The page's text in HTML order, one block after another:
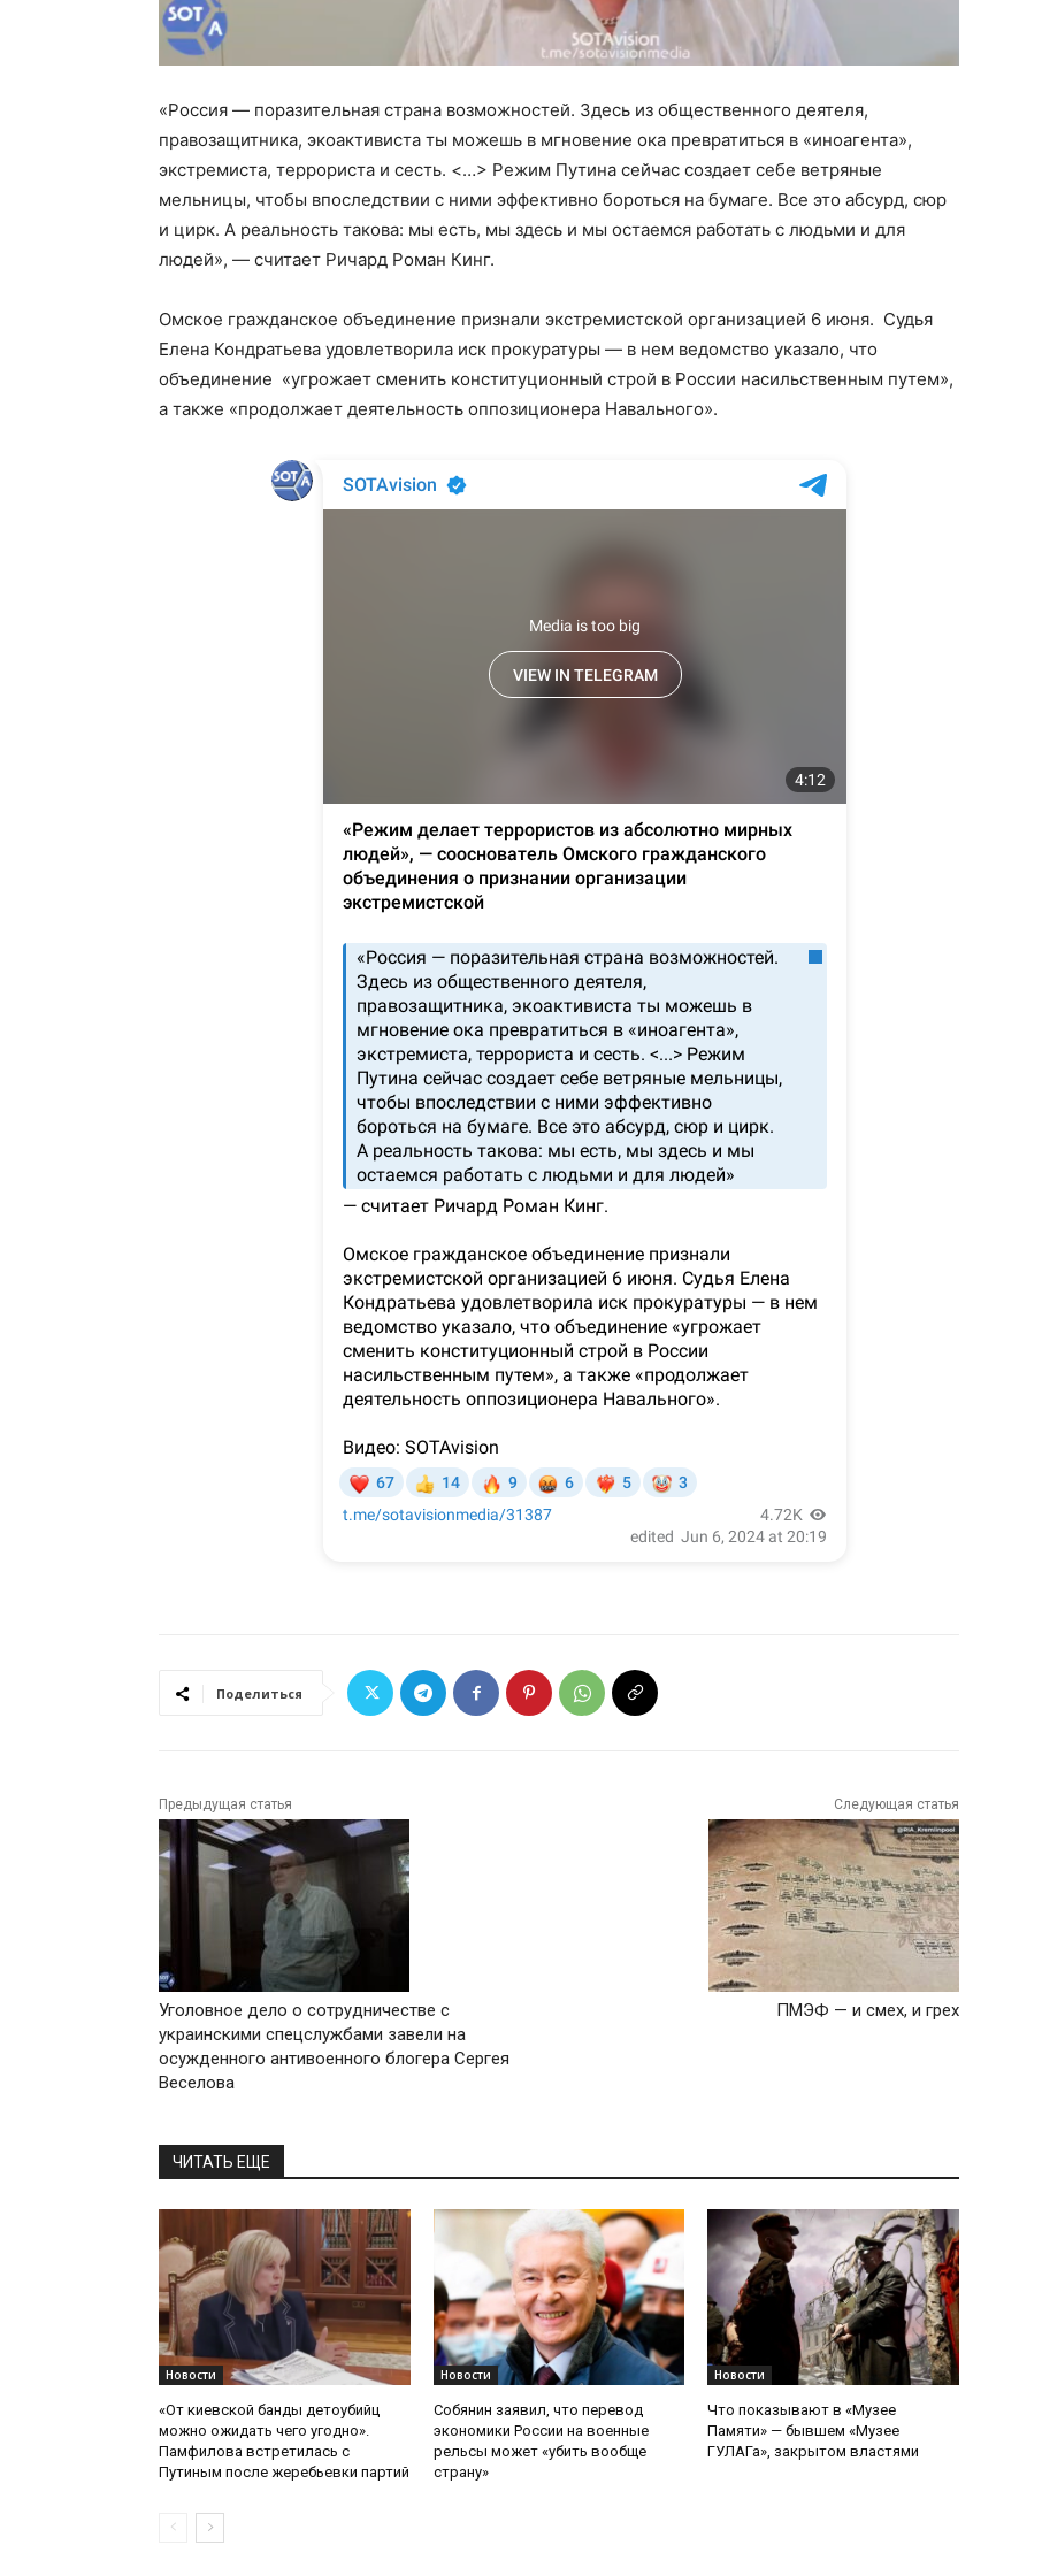
«Россия — поразительная страна возможностей. Здесь из общественного деятеля,
правозащитника, экоактивиста ты можешь в мгновение ока превратиться в «иноагента»,
экстремиста, террориста и сесть. <…> Режим Путина сейчас создает себе ветряные
мельницы, чтобы впоследствии с ними эффективно бороться на бумаге. Все это абсурд, сюр
и цирк. А реальность такова: мы есть, мы здесь и мы остаемся работать с людьми и для
людей», — считает Ричард Роман Кинг.
Омское гражданское объединение признали экстремистской организацией 6 июня. Судья
Елена Кондратьева удовлетворила иск прокуратуры — в нем ведомство указало, что
объединение «угрожает сменить конституционный строй в России насильственным путем»,
а также «продолжает деятельность оппозиционера Навального».
Поделиться
Предыдущая статья
Уголовное дело о сотрудничестве с
украинскими спецслужбами завели на
осужденного антивоенного блогера Сергея
Веселова
Следующая статья
ПМЭФ — и смех, и грех
ЧИТАТЬ ЕЩЕ
Новости
«От киевской банды детоубийц
можно ожидать чего угодно».
Памфилова встретилась с
Путиным после жеребьевки партий
Новости
Собянин заявил, что перевод
экономики России на военные
рельсы может «убить вообще
страну»
Новости
Что показывают в «Музее
Памяти» — бывшем «Музее
ГУЛАГа», закрытом властями